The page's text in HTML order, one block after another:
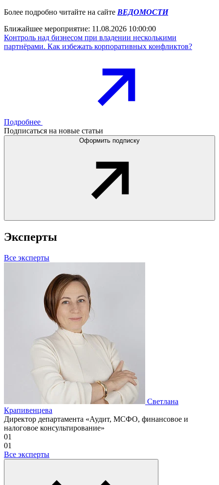
Более подробно читайте на сайте ВЕДОМОСТИ
Ближайшее мероприятие: 11.08.2026 10:00:00
Контроль над бизнесом при владении несколькими
партнёрами. Как избежать корпоративных конфликтов?
Подробнее
Подписаться на новые статьи
Оформить подписку
Эксперты
Все эксперты
Светлана
Крапивенцева
Директор департамента «Аудит, МСФО, финансовое и
налоговое консультирование»
01
01
Все эксперты